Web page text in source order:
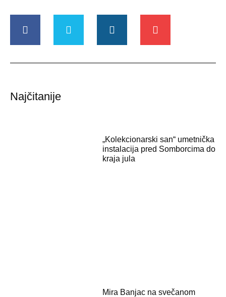
Najčitanije
„Kolekcionarski san“ umetnička
instalacija pred Somborcima do
kraja jula
Mira Banjac na svečanom